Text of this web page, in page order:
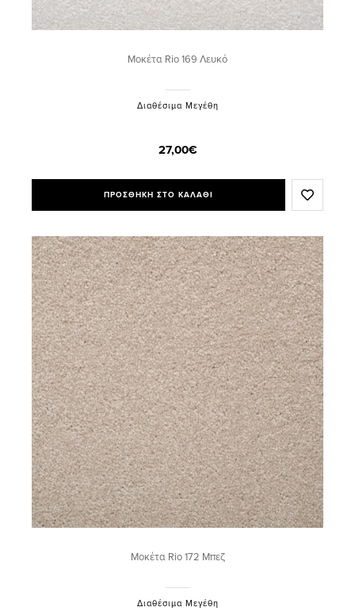
Μοκέτα Rio 169 Λευκό
Διαθέσιμα Μεγέθη
27,00€
ΠΡΟΣΘΗΚΗ ΣΤΟ ΚΑΛΑΘΙ
Μοκέτα Rio 172 Μπεζ
Διαθέσιμα Μεγέθη